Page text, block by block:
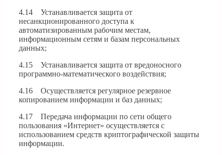
4.14 Устанавливается защита от
несанкционированного доступа к
автоматизированным рабочим местам,
информационным сетям и базам персональных
данных;
4.15 Устанавливается защита от вредоносного
программно-математического воздействия;
4.16 Осуществляется регулярное резервное
копированием информации и баз данных;
4.17 Передача информации по сети общего
пользования «Интернет» осуществляется с
использованием средств криптографической защиты
информации.